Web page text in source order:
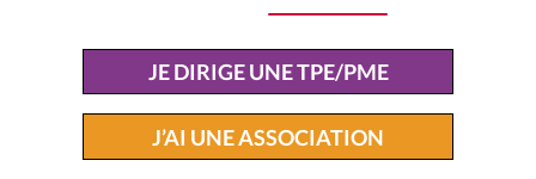
JE DIRIGE UNE TPE/PME
J’AI UNE ASSOCIATION